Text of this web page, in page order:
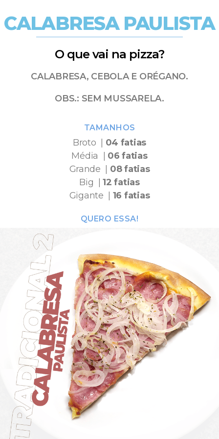
CALABRESA PAULISTA
O que vai na pizza?
CALABRESA, CEBOLA E ORÉGANO.
OBS.: SEM MUSSARELA.
TAMANHOS
Broto | 04 fatias
Média | 06 fatias
Grande | 08 fatias
Big |12 fatias
Gigante | 16 fatias
QUERO ESSA!